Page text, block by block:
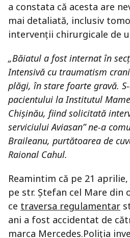
a constata că acesta are
mai detaliată, inclusiv
intervenții chirurgicale de
„Băiatul a fost internat în
Intensivă cu traumatism
plăgi, în stare foarte gravă.
pacientului la Institutul
Chișinău, fiind solicitată
serviciului Aviasan” ne-a
Braileanu, purtătoarea de
Raional Cahul.
Reamintim că pe 21
pe str. Ștefan cel Mare din
ce traversa regulamentar
ani a fost accidentat de
marca Mercedes.Poliția